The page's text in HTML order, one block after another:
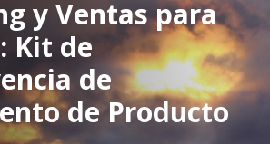
y Ventas para
Kit de
de
de Producto